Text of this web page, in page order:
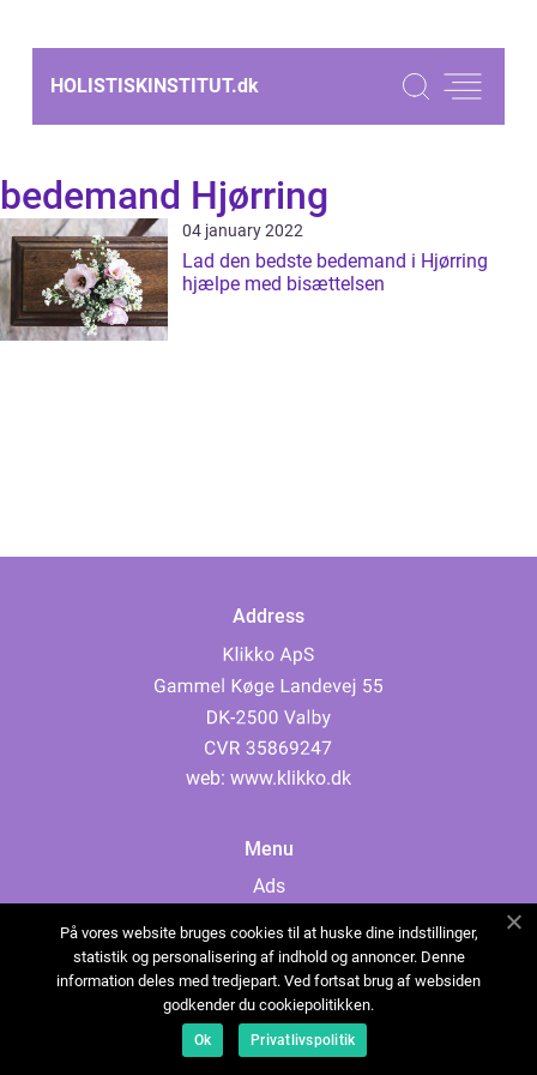
HOLISTISKINSTITUT.dk
bedemand Hjørring
04 january 2022
Lad den bedste bedemand i Hjørring
hjælpe med bisættelsen
Address
web: www.klikko.dk
Menu
Ads
Cookies
Contact
Sitemap
På vores website bruges cookies til at huske dine indstillinger,
statistik og personalisering af indhold og annoncer. Denne
information deles med tredjepart. Ved fortsat brug af websiden
godkender du cookiepolitikken.
Ok Privatlivspolitik